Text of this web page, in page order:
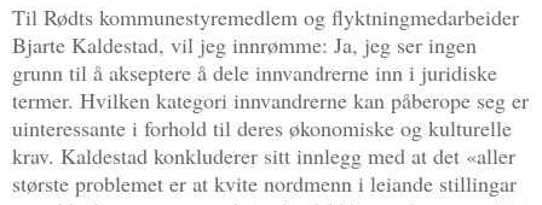
Til Rødts kommunestyremedlem og flyktningmedarbeider
Bjarte Kaldestad, vil jeg innrømme: Ja, jeg ser ingen
grunn til å akseptere å dele innvandrerne inn i juridiske
termer. Hvilken kategori innvandrerne kan påberope seg er
uinteressante i forhold til deres økonomiske og kulturelle
krav. Kaldestad konkluderer sitt innlegg med at det «aller
største problemet er at kvite nordmenn i leiande stillingar